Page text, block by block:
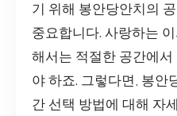
기 위해 봉안당안치의
중요합니다. 사랑하는
해서는 적절한 공간에
야 하죠. 그렇다면, 봉안
간 선택 방법에 대해 자